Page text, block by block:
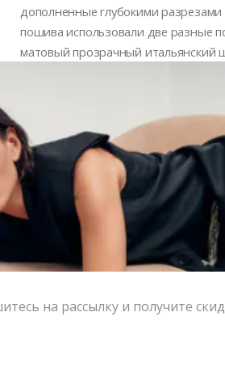
дополненные глубокими разрезами
пошива использовали две разные
матовый прозрачный итальянский
Цвет:
черный
Размер:
S, M
Страна-производитель:Россия
Тип товара:
Юбки
Бренд:
VERESK LABEL
Написать в MAX
Оформление заказа
на рассылку и получите